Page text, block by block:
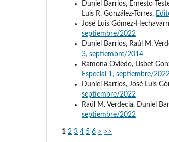
Duniel Barrios, Ernesto
Luis R. González-Torres,
José Luis Gómez-
septiembre/2022
Duniel Barrios, Raúl M.
3, septiembre/2014
Ramona Oviedo, Lisbet
Especial 1, septiembre/
Duniel Barrios, José Luis
septiembre/2022
Raúl M. Verdecia, Duniel
septiembre/2022
1 2 3 4 5 6 > >>